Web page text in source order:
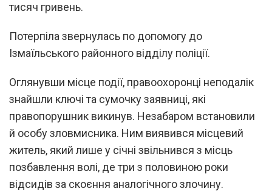
тисяч гривень.
Потерпіла звернулась по допомогу до
Ізмаїльського районного відділу поліції.
Оглянувши місце події, правоохоронці неподалік
знайшли ключі та сумочку заявниці, які
правопорушник викинув. Незабаром встановили
й особу зловмисника. Ним виявився місцевий
житель, який лише у січні звільнився з місць
позбавлення волі, де три з половиною роки
відсидів за скоєння аналогічного злочину.